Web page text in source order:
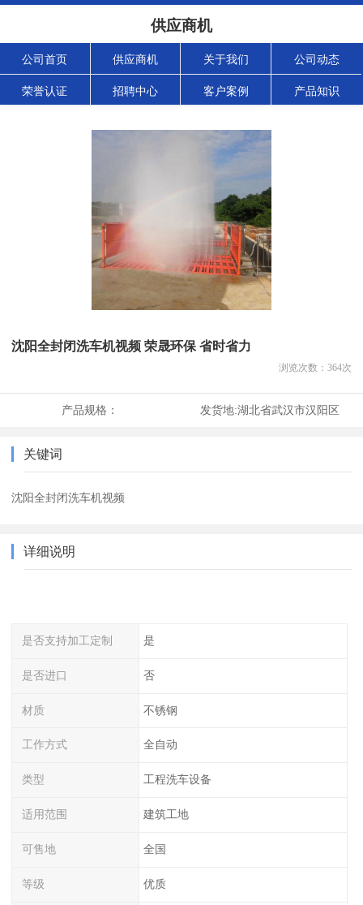
供应商机
公司首页 供应商机 关于我们 公司动态
荣誉认证 招聘中心 客户案例 产品知识
沈阳全封闭洗车机视频 荣晟环保 省时省力
浏览次数： 364次
产品规格： 发货地:湖北省武汉市汉阳区
关键词
沈阳全封闭洗车机视频
详细说明
是否支持加工定制 是
是否进口 否
材质 不锈钢
工作方式 全自动
类型 工程洗车设备
适用范围 建筑工地
可售地 全国
等级 优质